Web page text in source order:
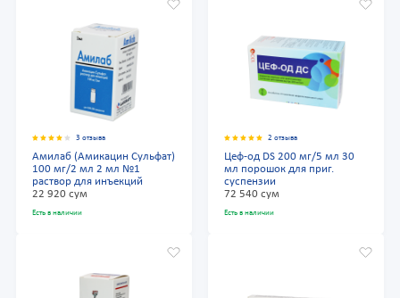
3 отзыва
Амилаб (Амикацин Сульфат)
100 мг/2 мл 2 мл №1
раствор для инъекций
22 920 сум
Есть в наличии
2 отзыва
Цеф-од DS 200 мг/5 мл 30
мл порошок для приг.
суспензии
72 540 сум
Есть в наличии